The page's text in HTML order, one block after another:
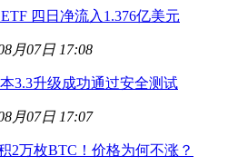
四日净流入1.376亿美元
月07日 17:08
3.3升级成功通过安全测试
月07日 17:07
2万枚BTC！价格为何不涨？